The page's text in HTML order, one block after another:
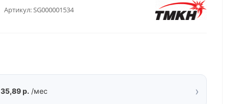
Артикул:SG000001534
35,89 р. /мес ›